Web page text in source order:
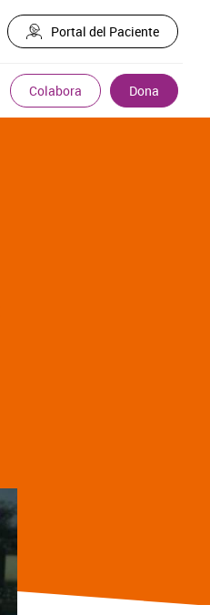
Portal del Paciente
Colabora Dona